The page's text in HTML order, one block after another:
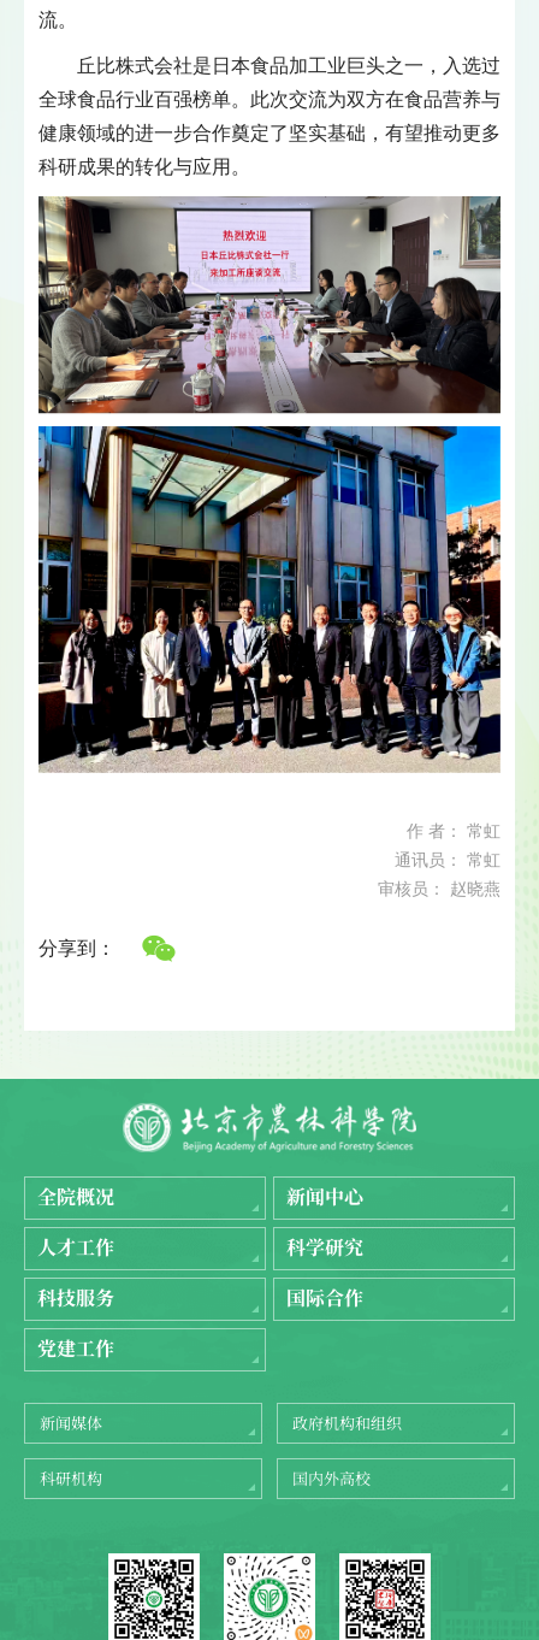
流。
丘比株式会社是日本食品加工业巨头之一，入选过
全球食品行业百强榜单。此次交流为双方在食品营养与
健康领域的进一步合作奠定了坚实基础，有望推动更多
科研成果的转化与应用。
作 者： 常虹
通讯员： 常虹
审核员： 赵晓燕
分享到：
全院概况
新闻中心
人才工作
科学研究
科技服务
国际合作
党建工作
新闻媒体 政府机构和组织
科研机构 国内外高校